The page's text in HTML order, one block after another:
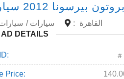
سيارات / سيارات :
القاهرة
AD DETAILS
Price: